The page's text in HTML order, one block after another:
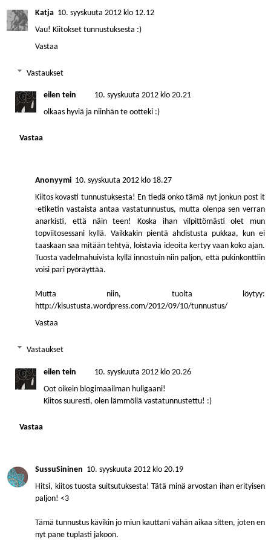
Katja 10. syyskuuta 2012 klo 12.12
Vau! Kiitokset tunnustuksesta :)
Vastaa
Vastaukset
eilen tein
10. syyskuuta 2012 klo 20.21
olkaas hyviä ja niinhän te ootteki :)
Vastaa
Anonyymi 10. syyskuuta 2012 klo 18.27
Kiitos kovasti tunnustuksesta! En tiedä onko tämä nyt jonkun post it
-etiketin vastaista antaa vastatunnustus, mutta olenpa sen verran
anarkisti, että näin teen! Koska ihan vilpittömästi olet mun
topviitosessani kyllä. Vaikkakin pientä ahdistusta pukkaa, kun ei
taaskaan saa mitään tehtyä, loistavia ideoita kertyy vaan koko ajan.
Tuosta vadelmahuivista kyllä innostuin niin paljon, että pukinkonttiin
voisi pari pyöräyttää.
Mutta niin, tuolta löytyy:
http://kisustusta.wordpress.com/2012/09/10/tunnustus/
Vastaa
Vastaukset
eilen tein
10. syyskuuta 2012 klo 20.26
Oot oikein blogimaailman huligaani!
Kiitos suuresti, olen lämmöllä vastatunnustettu! :)
Vastaa
SussuSininen 10. syyskuuta 2012 klo 20.19
Hitsi, kiitos tuosta suitsutuksesta! Tätä minä arvostan ihan erityisen
paljon! <3
Tämä tunnustus kävikin jo miun kauttani vähän aikaa sitten, joten en
nyt pane tuplasti jakoon.